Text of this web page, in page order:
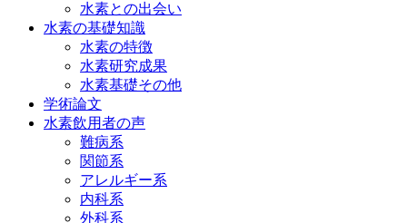
水素との出会い
水素の基礎知識
水素の特徴
水素研究成果
水素基礎その他
学術論文
水素飲用者の声
難病系
関節系
アレルギー系
内科系
外科系